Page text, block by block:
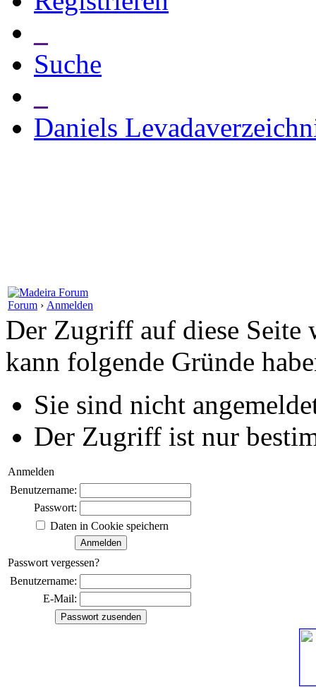
Suche
Daniels
Forum › Anmelden
Der Zugriff auf diese Seite
kann folgende Gründe
Sie sind nicht
Der Zugriff ist nur
Anmelden
Benutzername:
Passwort:
Daten in Cookie speichern
Passwort vergessen?
Benutzername:
E-Mail: